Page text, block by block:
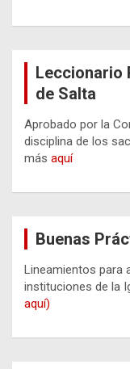
Leccionario
de Salta
Aprobado por la
disciplina de los
más aquí
Buenas
Lineamientos para
instituciones de la
aquí)